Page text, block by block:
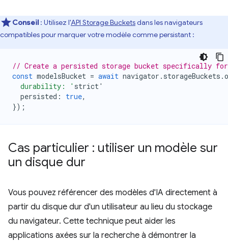
Conseil : Utilisez l'API Storage Bucketsdans les navigateurs
compatibles pour marquer votre modèle comme persistant :
// Create a persisted storage bucket specifically for
const modelsBucket = await navigator . storageBuckets .
  durability: '
strict'
persisted : true,
});
Cas particulier : utiliser un modèle sur
un disque dur
Vous pouvez référencer des modèles d'IA directement à
partir du disque dur d'un utilisateur au lieu du stockage
du navigateur. Cette technique peut aider les
applications axées sur la recherche à démontrer la